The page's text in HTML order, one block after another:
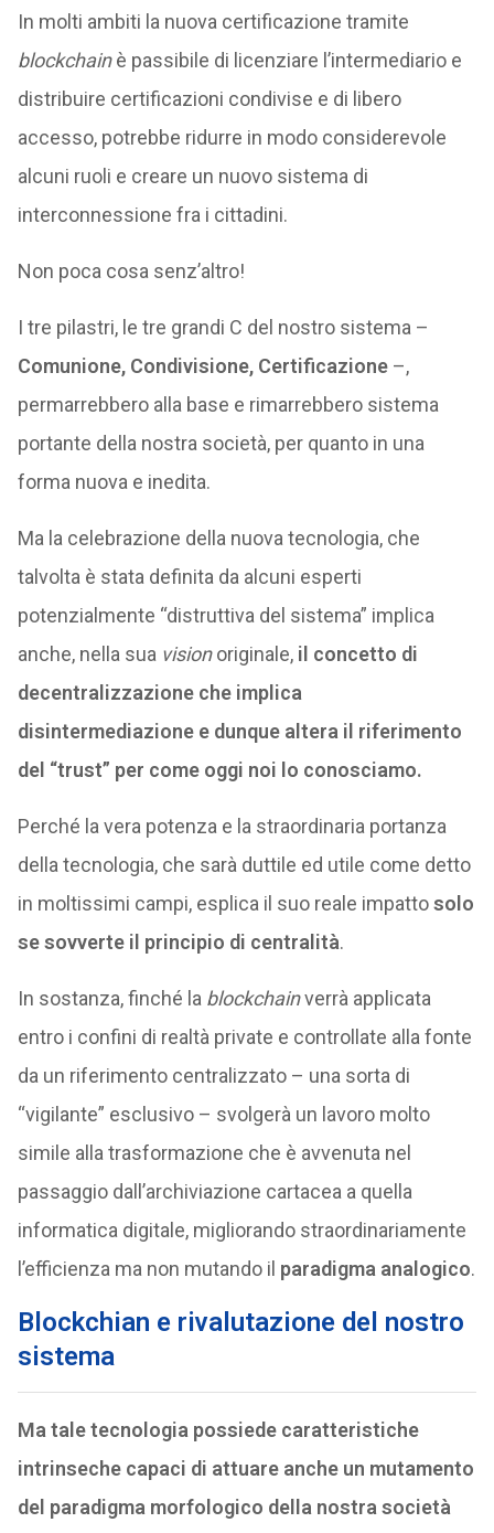
In molti ambiti la nuova certificazione tramite
blockchainè passibile di licenziare l’intermediario e
distribuire certificazioni condivise e di libero
accesso, potrebbe ridurre in modo considerevole
alcuni ruoli e creare un nuovo sistema di
interconnessione fra i cittadini.
Non poca cosa senz’altro!
I tre pilastri, le tre grandi C del nostro sistema –
Comunione, Condivisione, Certificazione–,
permarrebbero alla base e rimarrebbero sistema
portante della nostra società, per quanto in una
forma nuova e inedita.
Ma la celebrazione della nuova tecnologia, che
talvolta è stata definita da alcuni esperti
potenzialmente “distruttiva del sistema” implica
anche, nella sua visionoriginale,il concetto di
decentralizzazione che implica
disintermediazione e dunque altera il riferimento
del “trust” per come oggi noi lo conosciamo.
Perché la vera potenza e la straordinaria portanza
della tecnologia, che sarà duttile ed utile come detto
in moltissimi campi, esplica il suo reale impattosolo
se sovverte il principio di centralità.
In sostanza, finché la blockchainverrà applicata
entro i confini di realtà private e controllate alla fonte
da un riferimento centralizzato – una sorta di
“vigilante” esclusivo – svolgerà un lavoro molto
simile alla trasformazione che è avvenuta nel
passaggio dall’archiviazione cartacea a quella
informatica digitale, migliorando straordinariamente
l’efficienza ma non mutando il paradigma analogico.
Blockchian e rivalutazione del nostro
sistema
Ma tale tecnologia possiede caratteristiche
intrinseche capaci di attuare anche un mutamento
del paradigma morfologico della nostra società